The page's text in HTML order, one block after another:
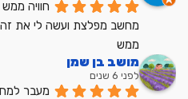
ממש
מושב בן שמן
לפני 6 שנים
מעבר